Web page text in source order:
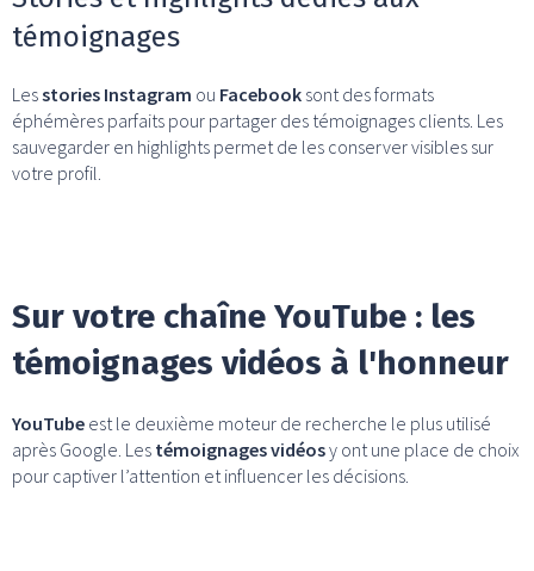
témoignages
Lesstories Instagram ou Facebook sont des formats
éphémères parfaits pour partager des témoignages clients. Les
sauvegarder en highlights permet de les conserver visibles sur
votre profil.
Sur votre chaîne YouTube : les
témoignages vidéos à l'honneur
YouTube est le deuxième moteur de recherche le plus utilisé
après Google. Les témoignages vidéosy ont une place de choix
pour captiver l’attention et influencer les décisions.